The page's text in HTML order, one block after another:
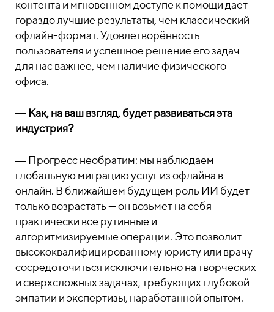
контента и мгновенном доступе к помощи даёт
гораздо лучшие результаты, чем классический
офлайн-формат. Удовлетворённость
пользователя и успешное решение его задач
для нас важнее, чем наличие физического
офиса.
― Как, на ваш взгляд, будет развиваться эта
индустрия?
― Прогресс необратим: мы наблюдаем
глобальную миграцию услуг из офлайна в
онлайн. В ближайшем будущем роль ИИ будет
только возрастать — он возьмёт на себя
практически все рутинные и
алгоритмизируемые операции. Это позволит
высококвалифицированному юристу или врачу
сосредоточиться исключительно на творческих
и сверхсложных задачах, требующих глубокой
эмпатии и экспертизы, наработанной опытом.